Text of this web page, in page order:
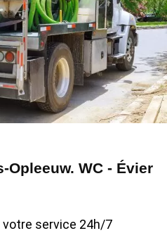
Opleeuw. WC - Évier
votre service 24h/7